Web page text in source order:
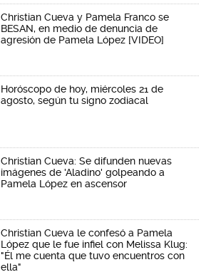
Christian Cueva y Pamela Franco se
BESAN, en medio de denuncia de
agresión de Pamela López [VIDEO]
Horóscopo de hoy, miércoles 21 de
agosto, según tu signo zodiacal
Christian Cueva: Se difunden nuevas
imágenes de 'Aladino' golpeando a
Pamela López en ascensor
Christian Cueva le confesó a Pamela
López que le fue infiel con Melissa Klug:
"Él me cuenta que tuvo encuentros con
ella"